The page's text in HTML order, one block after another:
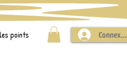
points Connexion